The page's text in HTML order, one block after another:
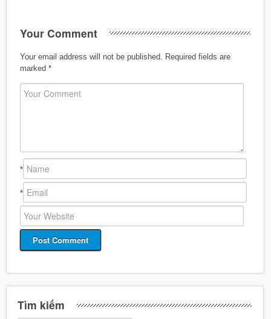
Your Comment
Your email address will not be published.
Required fields are
marked *
*
*
Tìm kiếm